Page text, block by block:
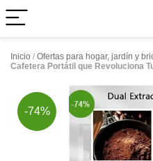
Inicio / Ofertas para hogar, jardín y
Cafetera Portátil que Revoluciona
-74%